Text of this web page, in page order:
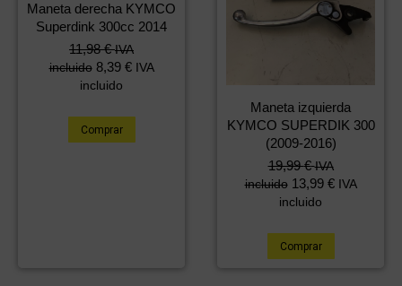
Maneta derecha KYMCO
Superdink 300cc 2014
11,98€ IVA
incluido 8,39 € IVA
incluido
Comprar
Maneta izquierda
KYMCO SUPERDIK 300
(2009-2016)
19,99€ IVA
incluido 13,99 € IVA
incluido
Comprar